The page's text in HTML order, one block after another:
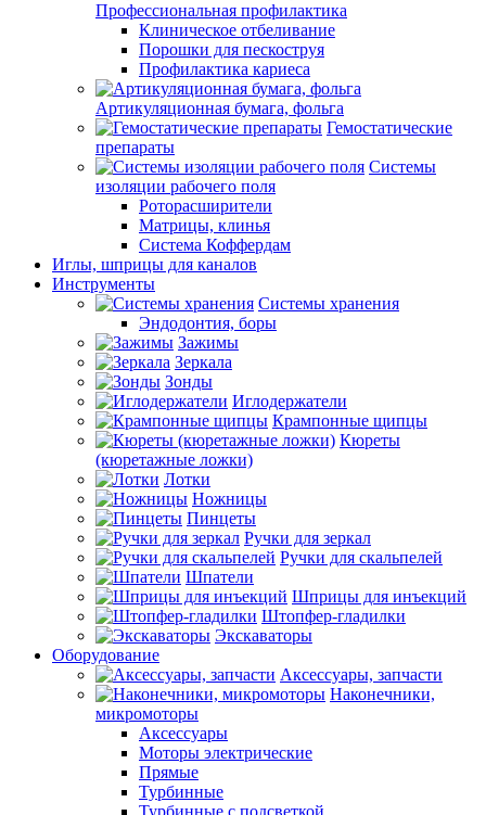
Профессиональная профилактика
Клиническое отбеливание
Порошки для пескоструя
Профилактика кариеса
Артикуляционная бумага, фольга
Гемостатические
препараты
Системы
изоляции рабочего поля
Роторасширители
Матрицы, клинья
Система Коффердам
Иглы, шприцы для каналов
Инструменты
Системы хранения
Эндодонтия, боры
Зажимы
Зеркала
Зонды
Иглодержатели
Крампонные щипцы
Кюреты
(кюретажные ложки)
Лотки
Ножницы
Пинцеты
Ручки для зеркал
Ручки для скальпелей
Шпатели
Шприцы для инъекций
Штопфер-гладилки
Экскаваторы
Оборудование
Аксессуары, запчасти
Наконечники,
микромоторы
Аксессуары
Моторы электрические
Прямые
Турбинные
Турбинные с подсветкой